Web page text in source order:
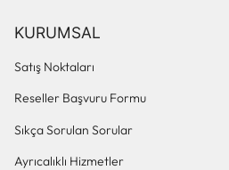
KURUMSAL
Satış Noktaları
Reseller Başvuru Formu
Sıkça Sorulan Sorular
Ayrıcalıklı Hizmetler